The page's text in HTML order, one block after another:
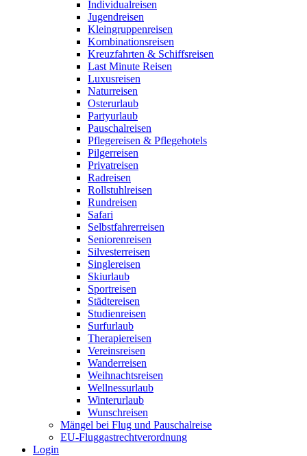
Individualreisen
Jugendreisen
Kleingruppenreisen
Kombinationsreisen
Kreuzfahrten & Schiffsreisen
Last Minute Reisen
Luxusreisen
Naturreisen
Osterurlaub
Partyurlaub
Pauschalreisen
Pflegereisen & Pflegehotels
Pilgerreisen
Privatreisen
Radreisen
Rollstuhlreisen
Rundreisen
Safari
Selbstfahrerreisen
Seniorenreisen
Silvesterreisen
Singlereisen
Skiurlaub
Sportreisen
Städtereisen
Studienreisen
Surfurlaub
Therapiereisen
Vereinsreisen
Wanderreisen
Weihnachtsreisen
Wellnessurlaub
Winterurlaub
Wunschreisen
Mängel bei Flug und Pauschalreise
EU-Fluggastrechtverordnung
Login